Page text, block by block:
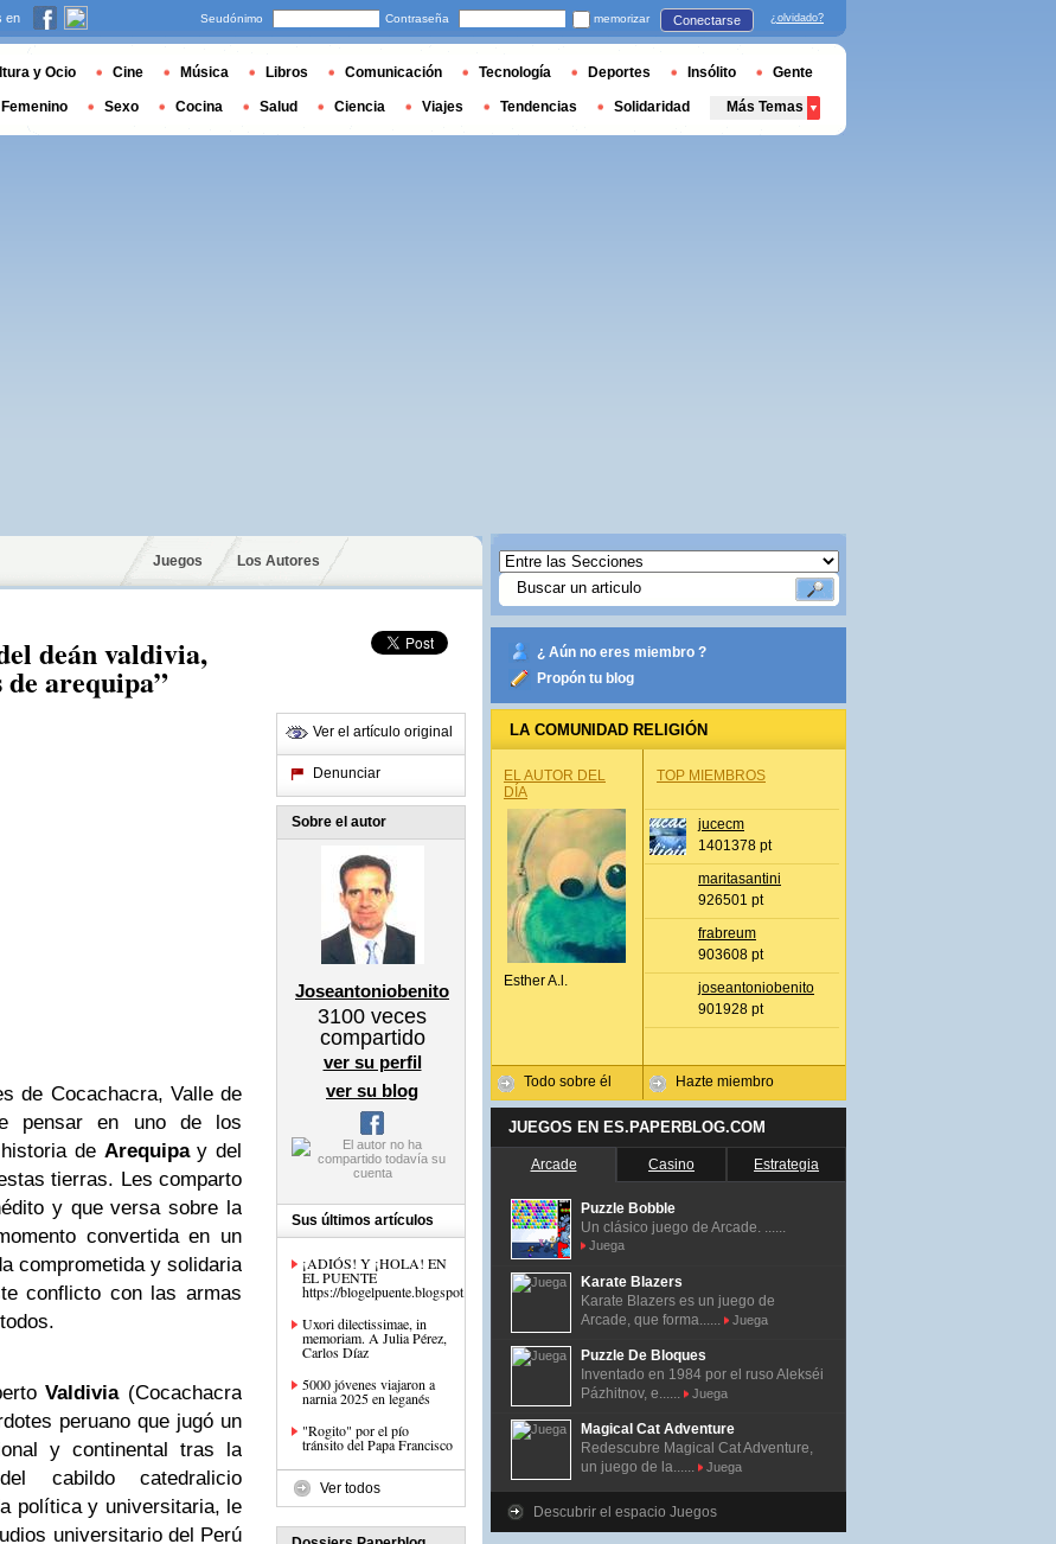
Juegos Los Autores
deán valdivia,
arequipa”
de Cocachacra, Valle de
pensar en uno de los
de Arequipay del
tierras. Les comparto
y que versa sobre la
convertida en un
comprometida y solidaria
conflicto con las armas
Valdivia(Cocachacra
peruano que jugó un
y continental tras la
cabildo catedralicio
política y universitaria, le
universitario del Perú
Ver el artículo original
Denunciar
Sobre el autor
Joseantoniobenito
3100 veces
compartido
ver su perfil
ver su blog
Sus últimos artículos
¡ADIÓS! Y ¡HOLA! EN
EL PUENTE
https://blogelpuente.blogspot.com/
Uxori dilectissimae, in
memoriam. A Julia Pérez,
Carlos Díaz
5000 jóvenes viajaron a
narnia 2025 en leganés
"Rogito" por el pío
tránsito del Papa Francisco
Ver todos
¿ Aún no eres miembro ?
Propón tu blog
LA COMUNIDAD RELIGIÓN
EL AUTOR DEL
DÍA
Esther A.l.
Todo sobre él
TOP MIEMBROS
jucecm
1401378 pt
maritasantini
926501 pt
frabreum
903608 pt
joseantoniobenito
901928 pt
Hazte miembro
JUEGOS EN ES.PAPERBLOG.COM
Arcade Casino Estrategia
Puzzle Bobble
Un clásico juego de Arcade. ......
Juega
Karate Blazers
Karate Blazers es un juego de
Arcade, que forma......
Juega
Puzzle De Bloques
Inventado en 1984 por el ruso Alekséi
Pázhitnov, e......
Juega
Magical Cat Adventure
Redescubre Magical Cat Adventure,
un juego de la......
Juega
Descubrir el espacio Juegos
en Seudónimo Contraseña memorizar Conectarse ¿olvidado?
y Ocio Cine Música Libros Comunicación Tecnología Deportes Insólito Gente
Femenino Sexo Cocina Salud Ciencia Viajes Tendencias Solidaridad Más Temas